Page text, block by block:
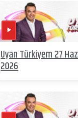
Uyan Türkiyem 27
2026